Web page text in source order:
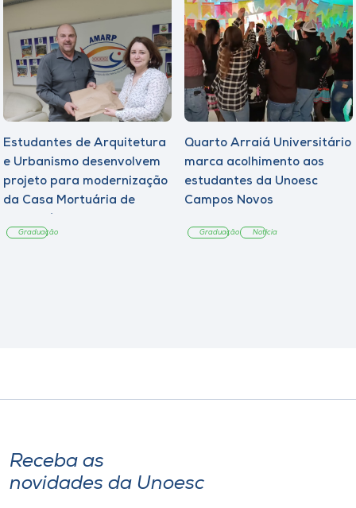
Estudantes de Arquitetura
e Urbanismo desenvolvem
projeto para modernização
da Casa Mortuária de
Graduação
Quarto Arraiá Universitário
marca acolhimento aos
estudantes da Unoesc
Campos Novos
Graduação Notícia
Receba as
novidades da Unoesc